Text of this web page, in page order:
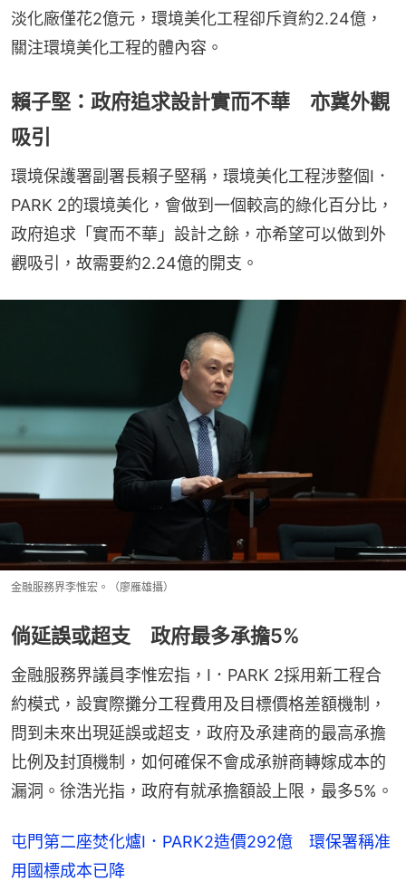
淡化廠僅花2億元，環境美化工程卻斥資約2.24億，
關注環境美化工程的體內容。
賴子堅：政府追求設計實而不華 亦冀外觀
吸引
環境保護署副署長賴子堅稱，環境美化工程涉整個I．
PARK 2的環境美化，會做到一個較高的綠化百分比，
政府追求「實而不華」設計之餘，亦希望可以做到外
觀吸引，故需要約2.24億的開支。
金融服務界李惟宏。（廖雁雄攝）
倘延誤或超支 政府最多承擔5%
金融服務界議員李惟宏指，I．PARK 2採用新工程合
約模式，設實際攤分工程費用及目標價格差額機制，
問到未來出現延誤或超支，政府及承建商的最高承擔
比例及封頂機制，如何確保不會成承辦商轉嫁成本的
漏洞。徐浩光指，政府有就承擔額設上限，最多5%。
屯門第二座焚化爐I．PARK2造價292億 環保署稱准
用國標成本已降